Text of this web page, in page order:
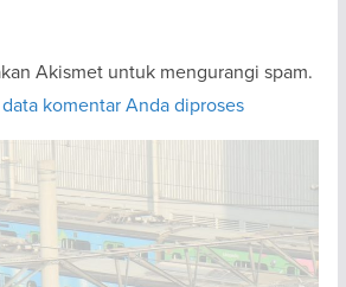
Akismet untuk mengurangi spam.
komentar Anda diproses